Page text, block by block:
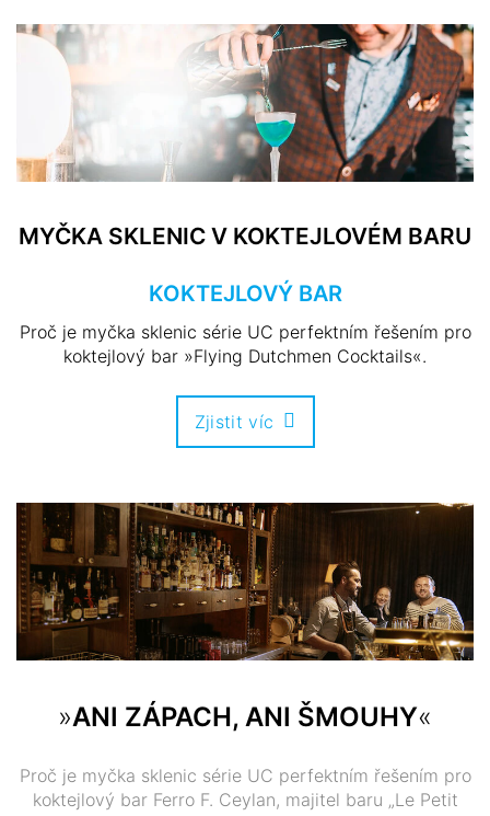
KOKTEJLOVÝ BAR
MYČKA SKLENIC V KOKTEJLOVÉM BARU
Proč je myčka sklenic série UC perfektním řešením pro
koktejlový bar »Flying Dutchmen Cocktails«.
Zjistit víc
»ANI ZÁPACH, ANI ŠMOUHY«
Proč je myčka sklenic série UC perfektním řešením pro
koktejlový bar Ferro F. Ceylan, majitel baru „Le Petit